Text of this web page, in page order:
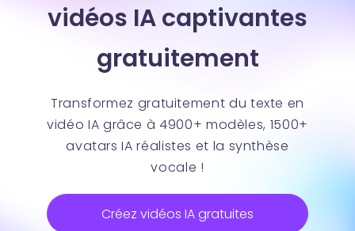
vidéos IA captivantes
gratuitement
Transformez gratuitement du texte en
vidéo IA grâce à 4900+ modèles, 1500+
avatars IA réalistes et la synthèse
vocale !
Créez vidéos IA gratuites